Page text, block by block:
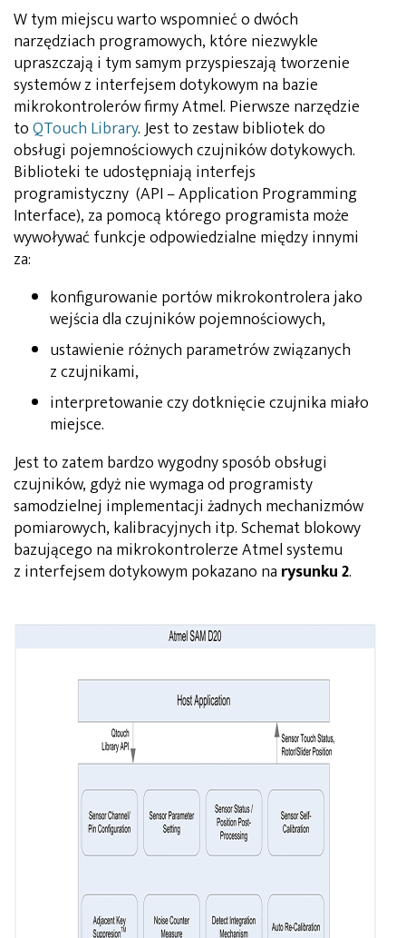
W tym miejscu warto wspomnieć o dwóch
narzędziach programowych, które niezwykle
upraszczają i tym samym przyspieszają tworzenie
systemów z interfejsem dotykowym na bazie
mikrokontrolerów firmy Atmel. Pierwsze narzędzie
toQTouch Library. Jest to zestaw bibliotek do
obsługi pojemnościowych czujników dotykowych.
Biblioteki te udostępniają interfejs
programistyczny (API – Application Programming
Interface), za pomocą którego programista może
wywoływać funkcje odpowiedzialne między innymi
za:
konfigurowanie portów mikrokontrolera jako
wejścia dla czujników pojemnościowych,
ustawienie różnych parametrów związanych
z czujnikami,
interpretowanie czy dotknięcie czujnika miało
miejsce.
Jest to zatem bardzo wygodny sposób obsługi
czujników, gdyż nie wymaga od programisty
samodzielnej implementacji żadnych mechanizmów
pomiarowych, kalibracyjnych itp. Schemat blokowy
bazującego na mikrokontrolerze Atmel systemu
z interfejsem dotykowym pokazano na rysunku 2.